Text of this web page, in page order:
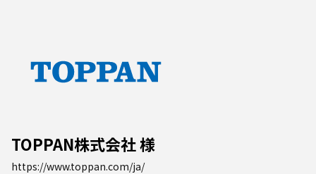
TOPPAN株式会社 様
https://www.toppan.com/ja/